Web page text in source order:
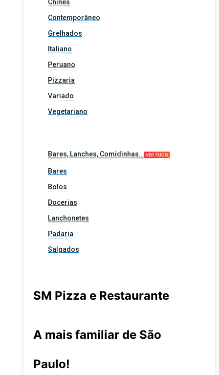
Chinês
Contemporâneo
Grelhados
Italiano
Peruano
Pizzaria
Variado
Vegetariano
Bares, Lanches, Comidinhas… VER TUDO
Bares
Bolos
Docerias
Lanchonetes
Padaria
Salgados
SM Pizza e Restaurante
A mais familiar de São
Paulo!